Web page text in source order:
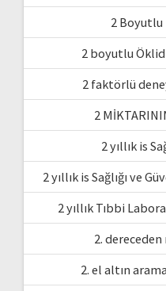
2 Boyutlu
2 boyutlu Öklid
2 faktörlü
2
2 yıllık is
2 yıllık is Sağlığı ve
2 yıllık Tıbbi
2.
2. el altın